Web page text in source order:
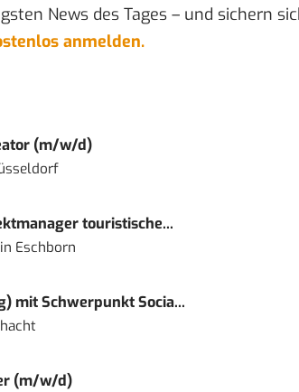
News des Tages – und sichern
anmelden.
(m/w/d)
touristische...
Eschborn
mit Schwerpunkt Socia...
(m/w/d)